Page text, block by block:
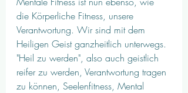
die Körperliche Fitness, unsere
Verantwortung. Wir sind mit dem
Heiligen Geist ganzheitlich unterwegs.
"Heil zu werden", also auch geistlich
reifer zu werden, Verantwortung tragen
zu können, Seelenfitness, Mental